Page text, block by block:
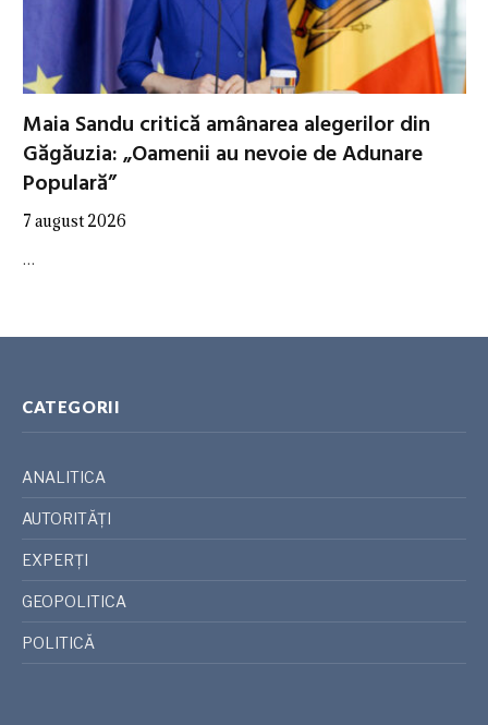
Maia Sandu critică amânarea alegerilor din
Găgăuzia: „Oamenii au nevoie de Adunare
Populară”
7 august 2026
…
CATEGORII
ANALITICA
AUTORITĂȚI
EXPERȚI
GEOPOLITICA
POLITICĂ